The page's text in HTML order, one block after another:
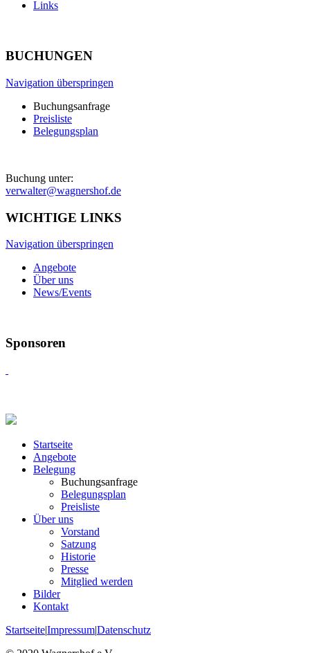
Links
BUCHUNGEN
Navigation überspringen
Buchungsanfrage
Preisliste
Belegungsplan
Buchung unter:
verwalter@wagnershof.de
WICHTIGE LINKS
Navigation überspringen
Angebote
Über uns
News/Events
Sponsoren
Startseite
Angebote
Belegung
Buchungsanfrage
Belegungsplan
Preisliste
Über uns
Vorstand
Satzung
Historie
Presse
Mitglied werden
Bilder
Kontakt
Startseite|Impressum|Datenschutz